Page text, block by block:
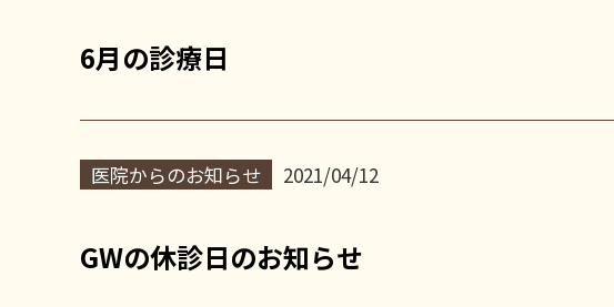
6月の診療日
医院からのお知らせ 2021/04/12
GWの休診日のお知らせ